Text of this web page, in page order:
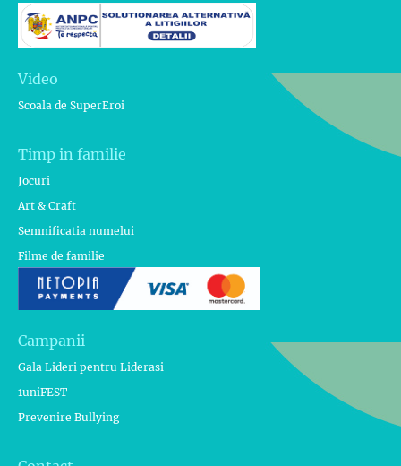
Video
Scoala de SuperEroi
Timp in familie
Jocuri
Art & Craft
Semnificatia numelui
Filme de familie
Campanii
Gala Lideri pentru Liderasi
1uniFEST
Prevenire Bullying